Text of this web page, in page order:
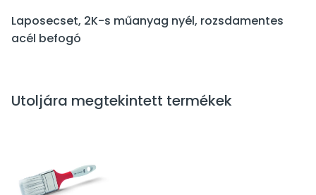
Laposecset, 2K-s műanyag nyél, rozsdamentes
acél befogó
Utoljára megtekintett termékek